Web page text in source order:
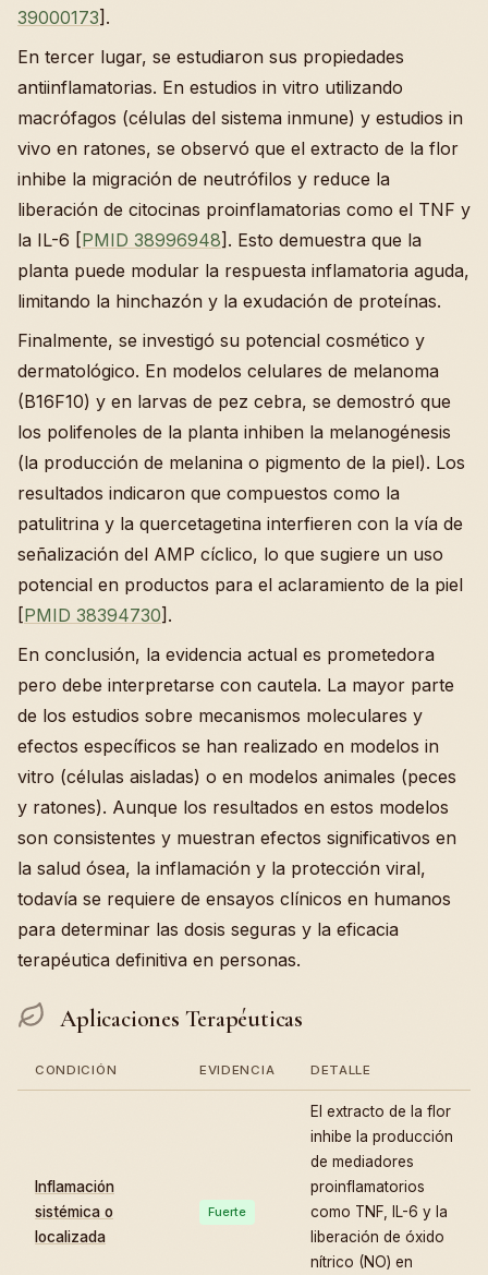
39000173].
En tercer lugar, se estudiaron sus propiedades
antiinflamatorias. En estudios in vitro utilizando
macrófagos (células del sistema inmune) y estudios in
vivo en ratones, se observó que el extracto de la flor
inhibe la migración de neutrófilos y reduce la
liberación de citocinas proinflamatorias como el TNF y
la IL-6 [PMID 38996948]. Esto demuestra que la
planta puede modular la respuesta inflamatoria aguda,
limitando la hinchazón y la exudación de proteínas.
Finalmente, se investigó su potencial cosmético y
dermatológico. En modelos celulares de melanoma
(B16F10) y en larvas de pez cebra, se demostró que
los polifenoles de la planta inhiben la melanogénesis
(la producción de melanina o pigmento de la piel). Los
resultados indicaron que compuestos como la
patulitrina y la quercetagetina interfieren con la vía de
señalización del AMP cíclico, lo que sugiere un uso
potencial en productos para el aclaramiento de la piel
[PMID 38394730].
En conclusión, la evidencia actual es prometedora
pero debe interpretarse con cautela. La mayor parte
de los estudios sobre mecanismos moleculares y
efectos específicos se han realizado en modelos in
vitro (células aisladas) o en modelos animales (peces
y ratones). Aunque los resultados en estos modelos
son consistentes y muestran efectos significativos en
la salud ósea, la inflamación y la protección viral,
todavía se requiere de ensayos clínicos en humanos
para determinar las dosis seguras y la eficacia
terapéutica definitiva en personas.
Aplicaciones Terapéuticas
CONDICIÓN EVIDENCIA DETALLE
Inflamación
sistémica o
localizada
Fuerte
El extracto de la flor
inhibe la producción
de mediadores
proinflamatorios
como TNF, IL-6 y la
liberación de óxido
nítrico (NO) en